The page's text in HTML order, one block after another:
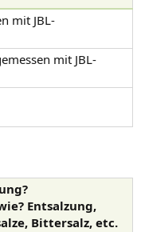
mit JBL-
mit JBL-
Entsalzung,
Bittersalz, etc.